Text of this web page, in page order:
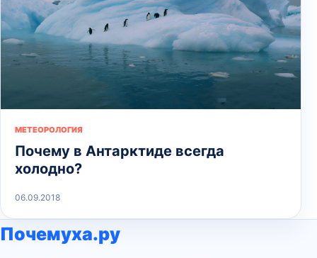
МЕТЕОРОЛОГИЯ
Почему в Антарктиде всегда
холодно?
06.09.2018
Почемуха.ру